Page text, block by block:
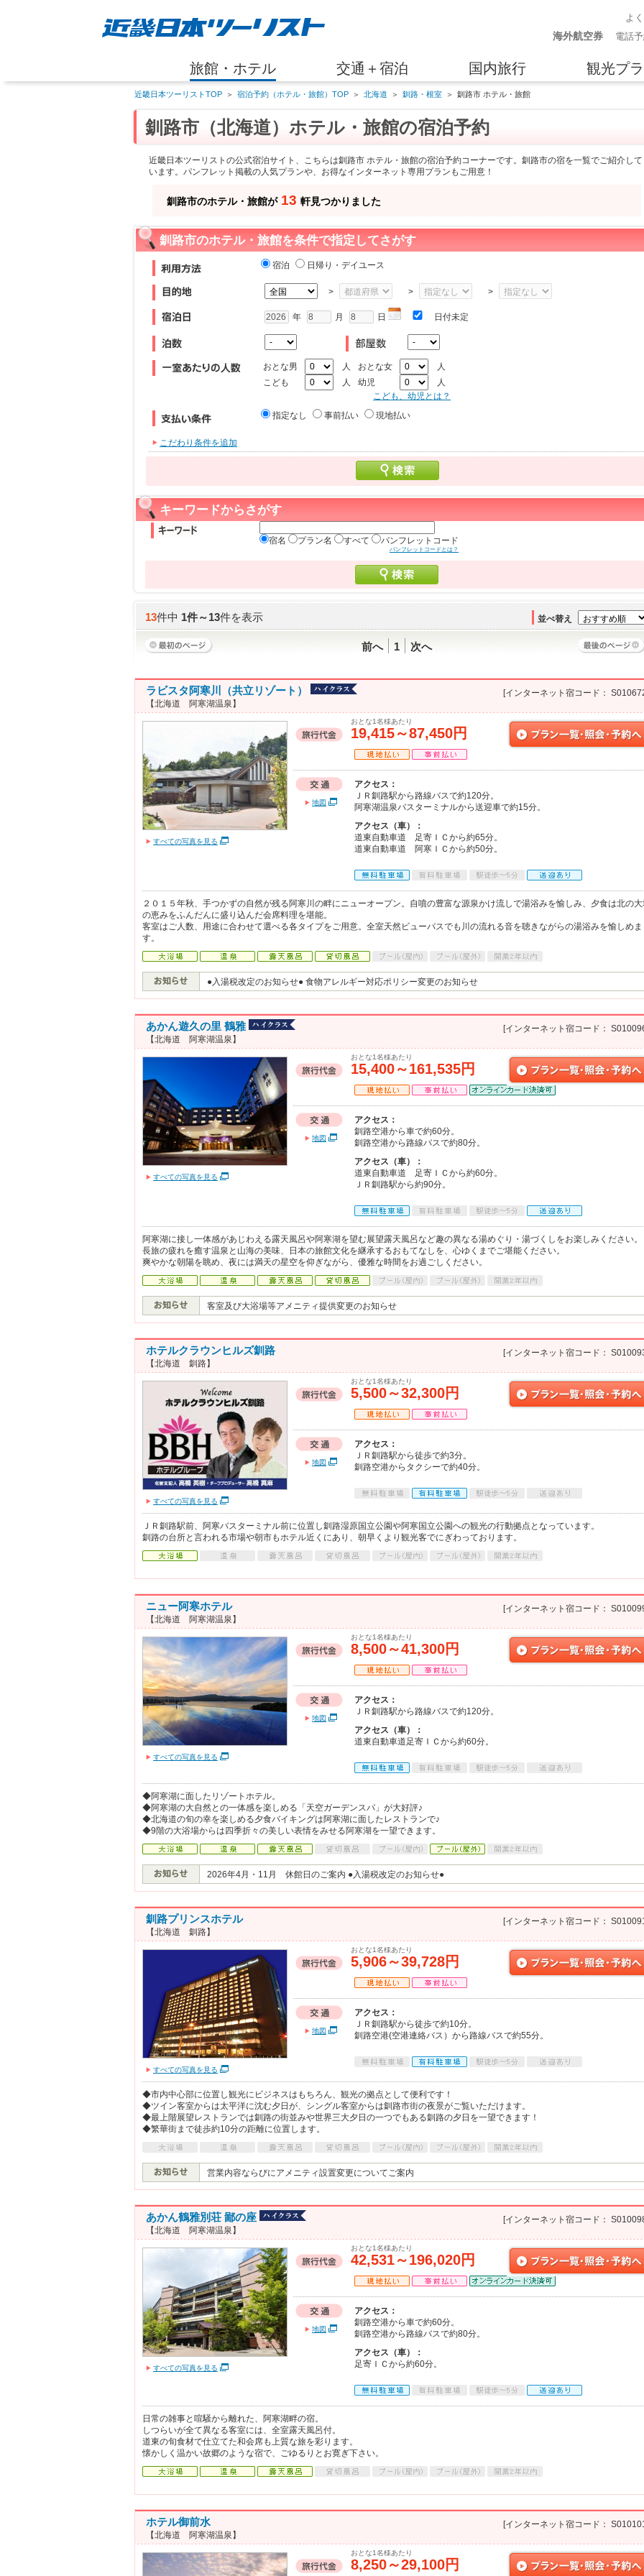
よ
海外航空券 電話
旅館・ホテル 交通＋宿泊 国内旅行 観光プ
近畿日本ツーリストTOP ＞ 宿泊予約（ホテル・旅館）TOP ＞ 北海道 ＞ 釧路・根室 ＞ 釧路市 ホテル・旅館
釧路市（北海道）ホテル・旅館の宿泊予約
近畿日本ツーリストの公式宿泊サイト、こちらは釧路市 ホテル・旅館の宿泊予約コーナーです。釧路市の宿を一覧でご紹介して
います。パンフレット掲載の人気プランや、お得なインターネット専用プランもご用意！
釧路市のホテル・旅館が 13 軒見つかりました
釧路市のホテル・旅館を条件で指定してさがす
宿泊 日帰り・デイユース
> > >
年 月 日 日付未定
おとな男 人 おとな女
人
こども
人 幼児
人
こども、幼児とは？
指定なし
事前払い 現地払い
こだわり条件を追加
キーワードからさがす
宿名 プラン名 すべて パンフレットコード
パンフレットコードとは？
13件中1件～13件を表示 並べ替え
前へ 1 次へ
ラビスタ阿寒川（共立リゾート）
【北海道 阿寒湖温泉】
[インターネット宿コード：
すべての写真を見る
おとな1名様あたり
19,415～87,450円
地図
アクセス：
ＪＲ釧路駅から路線バスで約120分。
阿寒湖温泉バスターミナルから送迎車で約15分。
アクセス（車）：
道東自動車道 足寄ＩＣから約65分。
道東自動車道 阿寒ＩＣから約50分。
２０１５年秋、手つかずの自然が残る阿寒川の畔にニューオープン。自噴の豊富な源泉かけ流しで湯浴みを愉しみ、夕食は北の
の恵みをふんだんに盛り込んだ会席料理を堪能。
客室はご人数、用途に合わせて選べる各タイプをご用意。全室天然ビューバスでも川の流れる音を聴きながらの湯浴みを愉しめま
す。
●入湯税改定のお知らせ● 食物アレルギー対応ポリシー変更のお知らせ
あかん遊久の里 鶴雅
【北海道 阿寒湖温泉】
[インターネット宿コード：
すべての写真を見る
おとな1名様あたり
15,400～161,535円
地図
アクセス：
釧路空港から車で約60分。
釧路空港から路線バスで約80分。
アクセス（車）：
道東自動車道 足寄ＩＣから約60分。
ＪＲ釧路駅から約90分。
阿寒湖に接し一体感があじわえる露天風呂や阿寒湖を望む展望露天風呂など趣の異なる湯めぐり・湯づくしをお楽しみください。
長旅の疲れを癒す温泉と山海の美味、日本の旅館文化を継承するおもてなしを、心ゆくまでご堪能ください。
爽やかな朝陽を眺め、夜には満天の星空を仰ぎながら、優雅な時間をお過ごしください。
客室及び大浴場等アメニティ提供変更のお知らせ
ホテルクラウンヒルズ釧路
【北海道 釧路】
[インターネット宿コード：
すべての写真を見る
おとな1名様あたり
5,500～32,300円
地図
アクセス：
ＪＲ釧路駅から徒歩で約3分。
釧路空港からタクシーで約40分。
ＪＲ釧路駅前、阿寒バスターミナル前に位置し釧路湿原国立公園や阿寒国立公園への観光の行動拠点となっています。
釧路の台所と言われる市場や朝市もホテル近くにあり、朝早くより観光客でにぎわっております。
ニュー阿寒ホテル
【北海道 阿寒湖温泉】
[インターネット宿コード：
すべての写真を見る
おとな1名様あたり
8,500～41,300円
地図
アクセス：
ＪＲ釧路駅から路線バスで約120分。
アクセス（車）：
道東自動車道足寄ＩＣから約60分。
◆阿寒湖に面したリゾートホテル。
◆阿寒湖の大自然との一体感を楽しめる「天空ガーデンスパ」が大好評♪
◆北海道の旬の幸を楽しめる夕食バイキングは阿寒湖に面したレストランで♪
◆9階の大浴場からは四季折々の美しい表情をみせる阿寒湖を一望できます。
2026年4月・11月 休館日のご案内 ●入湯税改定のお知らせ●
釧路プリンスホテル
【北海道 釧路】
[インターネット宿コード：
すべての写真を見る
おとな1名様あたり
5,906～39,728円
地図
アクセス：
ＪＲ釧路駅から徒歩で約10分。
釧路空港(空港連絡バス）から路線バスで約55分。
◆市内中心部に位置し観光にビジネスはもちろん、観光の拠点として便利です！
◆ツイン客室からは太平洋に沈む夕日が、シングル客室からは釧路市街の夜景がご覧いただけます。
◆最上階展望レストランでは釧路の街並みや世界三大夕日の一つでもある釧路の夕日を一望できます！
◆繁華街まで徒歩約10分の距離に位置します。
営業内容ならびにアメニティ設置変更についてご案内
あかん鶴雅別荘 鄙の座
【北海道 阿寒湖温泉】
[インターネット宿コード：
すべての写真を見る
おとな1名様あたり
42,531～196,020円
地図
アクセス：
釧路空港から車で約60分。
釧路空港から路線バスで約80分。
アクセス（車）：
足寄ＩＣから約60分。
日常の雑事と喧騒から離れた、阿寒湖畔の宿。
しつらいが全て異なる客室には、全室露天風呂付。
道東の旬食材で仕立てた和会席も上質な旅を彩ります。
懐かしく温かい故郷のような宿で、ごゆるりとお寛ぎ下さい。
ホテル御前水
【北海道 阿寒湖温泉】
[インターネット宿コード：
おとな1名様あたり
8,250～29,100円